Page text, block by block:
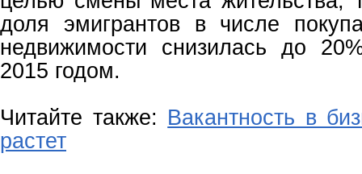
доля эмигрантов в числе
недвижимости снизилась до
2015 годом.
Читайте также: Вакантность в
растет